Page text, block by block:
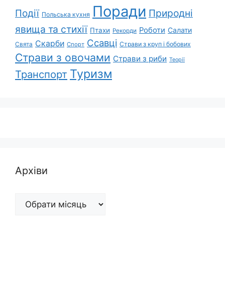
Події Польська кухня Поради Природні
явища та стихії Птахи Рекорди Роботи Салати
Свята Скарби Спорт Ссавці Страви з круп і бобових
Страви з овочами Страви з риби Теорії
Транспорт Туризм
Архіви
Архіви